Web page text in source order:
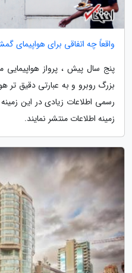
واقعاً چه اتفاقی برای هواپیمای
پنج سال پیش ، پرواز هواپیمایی
بزرگ روبرو و به عبارتی دقیق تر
رسمی اطلاعات زیادی در این
زمینه اطلاعات منتشر نمایند.